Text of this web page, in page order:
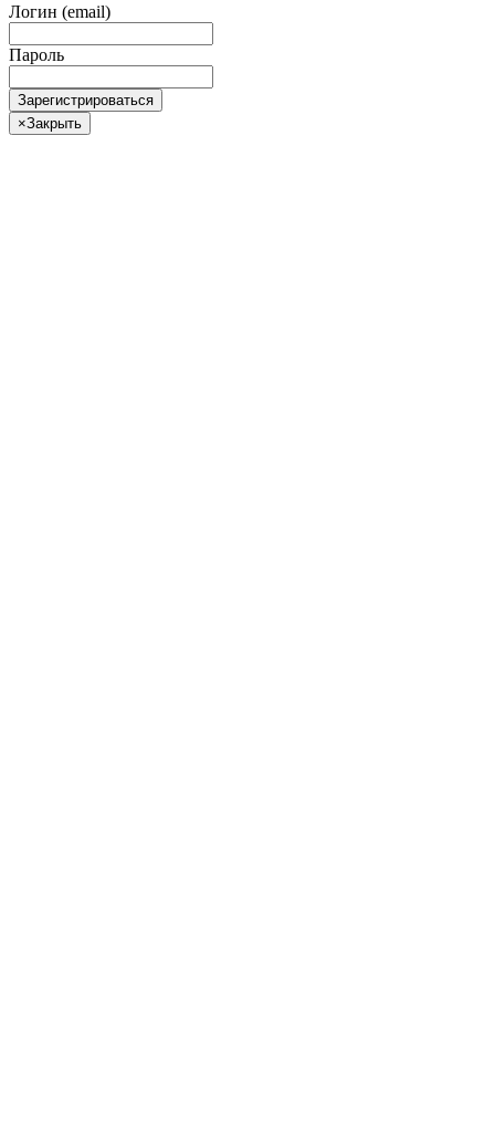
Логин (email)
Пароль
Зарегистрироваться
×Закрыть